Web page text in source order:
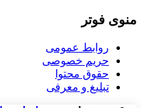
منوی فوتر
روابط عمومی
حریم خصوصی
حقوق محتوا
تبلیغ و معرفی